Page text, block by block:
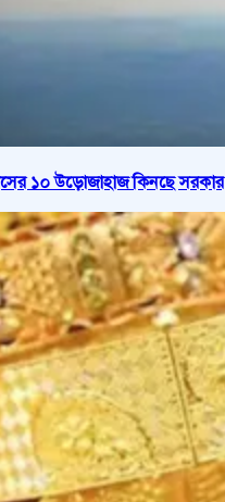
১০ উড়োজাহাজ কিনছে সরকার